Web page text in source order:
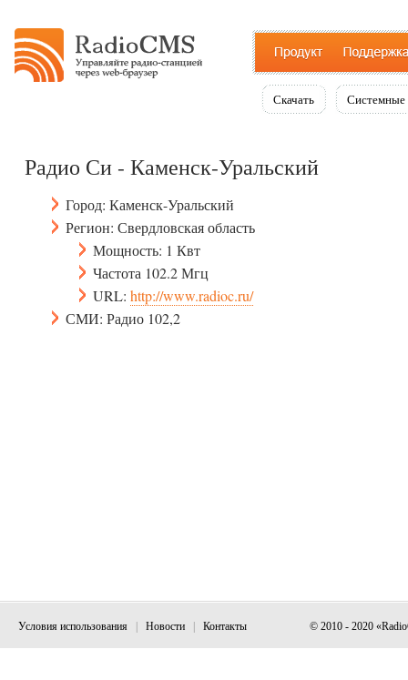
Скачать Системные
Радио Си - Каменск-Уральский
Город: Каменск-Уральский
Регион: Свердловская область
Мощность: 1 Квт
Частота 102.2 Мгц
URL: http://www.radioc.ru/
СМИ: Радио 102,2
Условия использования Новости Контакты © 2010 - 2020